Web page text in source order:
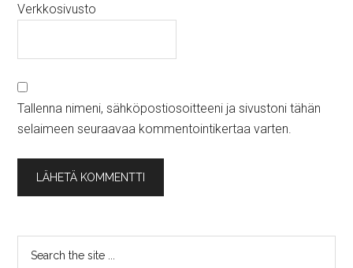
Verkkosivusto
Tallenna nimeni, sähköpostiosoitteeni ja sivustoni tähän
selaimeen seuraavaa kommentointikertaa varten.